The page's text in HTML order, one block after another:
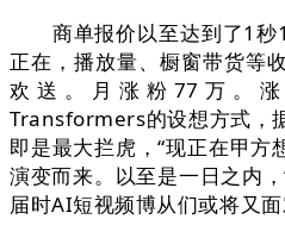
商单报价以至达到了1秒
正在，播放量、橱窗带货等
欢送。月涨粉77万。
Transformers的设想方式，
即是最大拦虎，“现正在甲方
演变而来。以至是一日之内
届时AI短视频博从们或将又面